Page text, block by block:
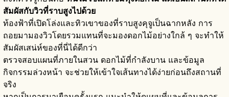
สัมผัสกับวิวที่ราบสูงไปด้วย
ท้องฟ้าที่เปิดโล่งและทิวเขาของที่ราบสูงคุจูเป็นฉากหลัง การ
ถอยมามองวิวโดยรวมแทนที่จะมองดอกไม้อย่างใกล้ ๆ จะทำให้
สัมผัสเสน่ห์ของที่นี่ได้ดีกว่า
ตรวจสอบแผนที่ภายในสวน ดอกไม้ที่กำลังบาน และข้อมูล
กิจกรรมล่วงหน้า จะช่วยให้เข้าใจเส้นทางได้ง่ายก่อนถึงสถานที่
จริง